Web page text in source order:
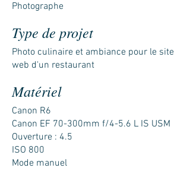
Photographe
Type de projet
Photo culinaire et ambiance pour le site
web d'un restaurant
Matériel
Canon R6
Canon EF 70-300mm f/4-5.6 L IS USM
Ouverture : 4.5
ISO 800
Mode manuel